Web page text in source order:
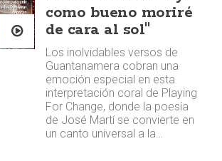
como bueno moriré
de cara al sol"
Los inolvidables versos de
Guantanamera cobran una
emoción especial en esta
interpretación coral de Playing
For Change, donde la poesía
de José Martí se convierte en
un canto universal a la…